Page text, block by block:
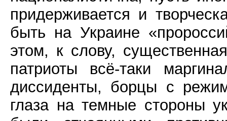
придерживается и
быть на Украине
этом, к слову,
патриоты всё-таки
диссиденты, борцы с
глаза на темные стороны